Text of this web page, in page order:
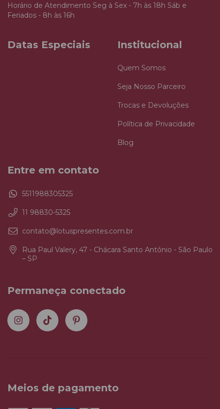
Horário de Atendimento Seg à Sex - 7h às 18h Sáb e
Feriados - 8h às 16h
Datas Especiais Institucional
Quem Somos
Seja Nosso Parceiro
Trocas e Devoluções
Política de Privacidade
Blog
Entre em contato
5511988305325
11 98830-5325
contato@lotuspresentes.com.br
Rua Paul Valery, 47 - Chácara Santo Antônio - São Paulo
– SP
Permaneça conectado
Meios de pagamento